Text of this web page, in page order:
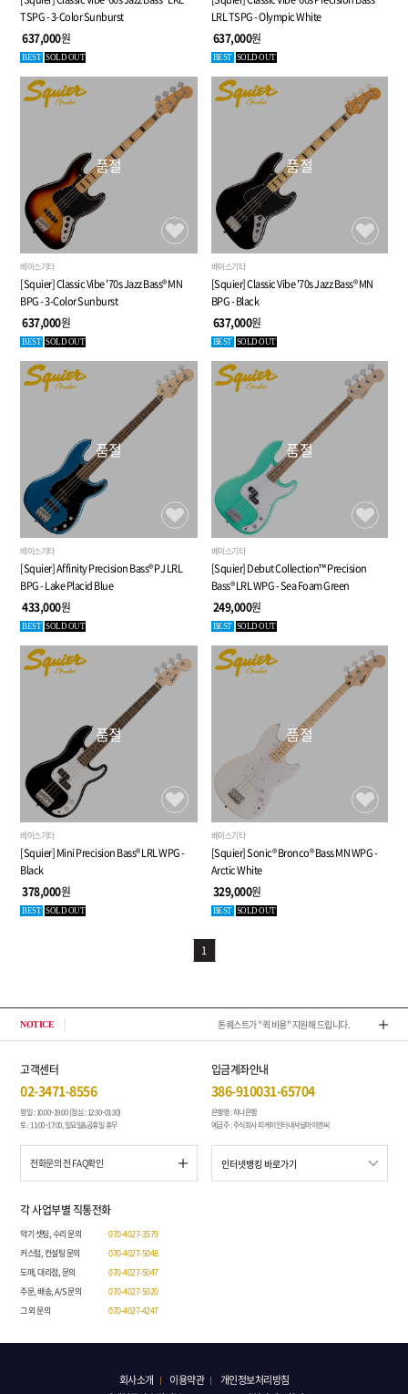
TSPG - 3-Color Sunburst
637,000원
BEST SOLD OUT
LRL TSPG - Olympic White
637,000원
BEST SOLD OUT
품절
베이스기타
[Squier] Classic Vibe '70s Jazz Bass® MN
BPG - 3-Color Sunburst
637,000원
BEST SOLD OUT
품절
베이스기타
[Squier] Classic Vibe '70s Jazz Bass® MN
BPG - Black
637,000원
BEST SOLD OUT
품절
베이스기타
[Squier] Affinity Precision Bass® PJ LRL
BPG - Lake Placid Blue
433,000원
BEST SOLD OUT
품절
베이스기타
[Squier] Debut Collection™ Precision
Bass® LRL WPG - Sea Foam Green
249,000원
BEST SOLD OUT
품절
베이스기타
[Squier] Mini Precision Bass® LRL WPG -
Black
378,000원
BEST SOLD OUT
품절
베이스기타
[Squier] Sonic® Bronco® Bass MN WPG -
Arctic White
329,000원
BEST SOLD OUT
1
NOTICE
고객센터
02-3471-8556
평일 : 10:00~19:00 (점심 : 12:30~01:30)
토 : 11:00~17:00, 일요일&공휴일 휴무
전화문의 전 FAQ확인
입금계좌안내
386-910031-65704
은행명 : 하나은행
예금주 : 주식회사 피케이인터내셔널아이엔씨
각 사업부별 직통전화
악기 셋팅, 수리 문의
070-4027-3579
커스텀, 컨설팅 문의
070-4027-5048
도매, 대리점, 문의
070-4027-5047
주문, 배송, A/S 문의
070-4027-5020
그 외 문의
070-4027-4247
회사소개 이용약관
개인정보처리방침